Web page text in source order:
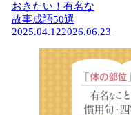
おきたい！有名な
故事成語50選
2025.04.122026.06.23